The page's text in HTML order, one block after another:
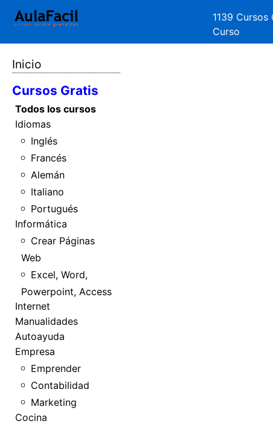
1139 Cursos
Curso
Inicio
Cursos Gratis
Todos los cursos
Idiomas
Inglés
Francés
Alemán
Italiano
Portugués
Informática
Crear Páginas
Web
Excel, Word,
Powerpoint, Access
Internet
Manualidades
Autoayuda
Empresa
Emprender
Contabilidad
Marketing
Cocina